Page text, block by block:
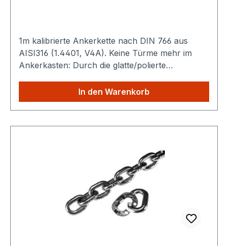
1m kalibrierte Ankerkette nach DIN 766 aus
AISI316 (1.4401, V4A). Keine Türme mehr im
Ankerkasten: Durch die glatte/polierte
Technische Daten: Nenndicke (d): 10 mm Teilung
(t) : 28 mm Breite (b) : 34 mm Gewicht : 2,3 kg /
Egal wie viele Produkte Sie aus unserem Shop
In den Warenkorb